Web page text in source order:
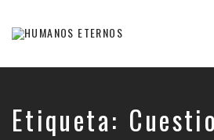
humanos,
nos
creó
Etiqueta: